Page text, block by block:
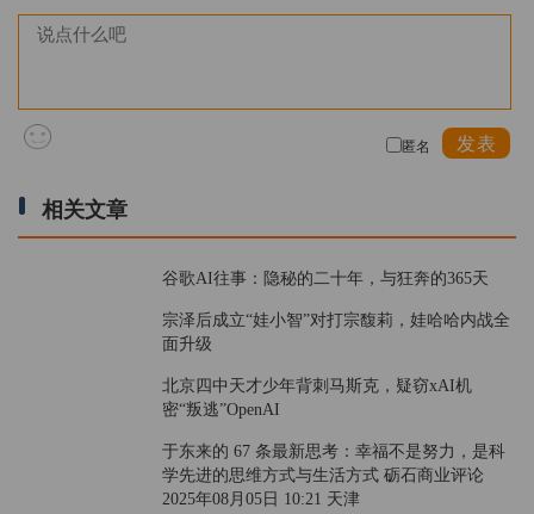
发表
匿名
相关文章
谷歌AI往事：隐秘的二十年，与狂奔的365天
宗泽后成立“娃小智”对打宗馥莉，娃哈哈内战全
面升级
北京四中天才少年背刺马斯克，疑窃xAI机
密“叛逃”OpenAI
于东来的 67 条最新思考：幸福不是努力，是科
学先进的思维方式与生活方式 砺石商业评论
2025年08月05日 10:21 天津